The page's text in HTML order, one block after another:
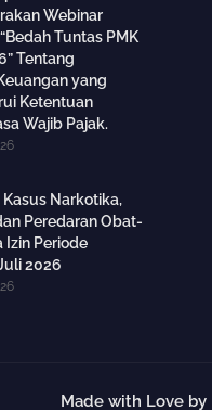
Webinar
Tuntas PMK
Tentang
yang
Ketentuan
Wajib Pajak.
Narkotika,
Peredaran Obat-
Izin Periode
2026
Made with Love by